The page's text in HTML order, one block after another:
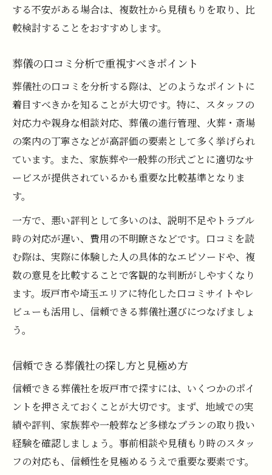
する不安がある場合は、複数社から見積もりを取り、比
較検討することをおすすめします。
葬儀の口コミ分析で重視すべきポイント
葬儀社の口コミを分析する際は、どのようなポイントに
着目すべきかを知ることが大切です。特に、スタッフの
対応力や親身な相談対応、葬儀の進行管理、火葬・斎場
の案内の丁寧さなどが高評価の要素として多く挙げられ
ています。また、家族葬や一般葬の形式ごとに適切なサ
ービスが提供されているかも重要な比較基準となりま
す。
一方で、悪い評判として多いのは、説明不足やトラブル
時の対応が遅い、費用の不明瞭さなどです。口コミを読
む際は、実際に体験した人の具体的なエピソードや、複
数の意見を比較することで客観的な判断がしやすくなり
ます。坂戸市や埼玉エリアに特化した口コミサイトやレ
ビューも活用し、信頼できる葬儀社選びにつなげましょ
う。
信頼できる葬儀社の探し方と見極め方
信頼できる葬儀社を坂戸市で探すには、いくつかのポイ
ントを押さえておくことが大切です。まず、地域での実
績や評判、家族葬や一般葬など多様なプランの取り扱い
経験を確認しましょう。事前相談や見積もり時のスタッ
フの対応も、信頼性を見極めるうえで重要な要素です。